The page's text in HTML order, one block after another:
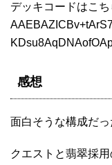
デッキコードはこち
感想
面白そうな構成だっ
クエストと翡翠採